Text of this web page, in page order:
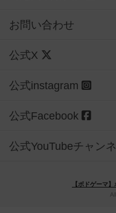
お問い合わせ
公式X
公式instagram
公式Facebook
公式YouTubeチャン
【ボドゲーマ